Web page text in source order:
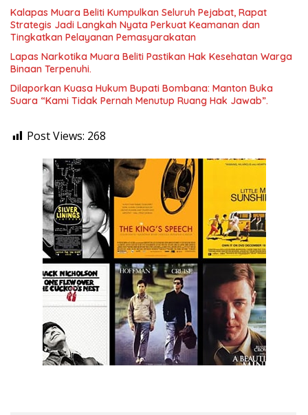
Kalapas Muara Beliti Kumpulkan Seluruh Pejabat, Rapat
Strategis Jadi Langkah Nyata Perkuat Keamanan dan
Tingkatkan Pelayanan Pemasyarakatan
Lapas Narkotika Muara Beliti Pastikan Hak Kesehatan Warga
Binaan Terpenuhi.
Dilaporkan Kuasa Hukum Bupati Bombana: Manton Buka
Suara “Kami Tidak Pernah Menutup Ruang Hak Jawab”.
Post Views: 268